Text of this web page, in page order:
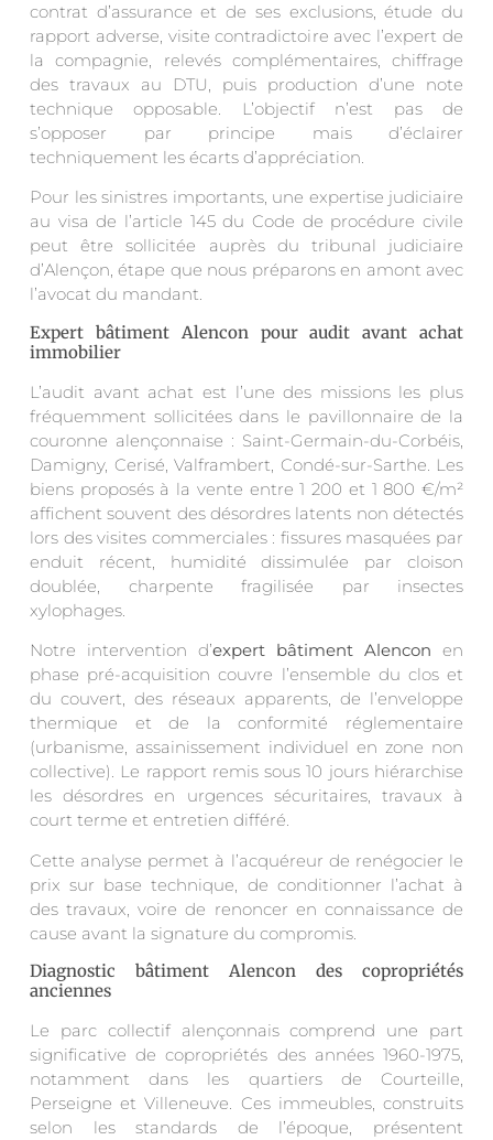
contrat d’assurance et de ses exclusions, étude du
rapport adverse, visite contradictoire avec l’expert de
la compagnie, relevés complémentaires, chiffrage
des travaux au DTU, puis production d’une note
technique opposable. L’objectif n’est pas de
s’opposer par principe mais d’éclairer
techniquement les écarts d’appréciation.
Pour les sinistres importants, une expertise judiciaire
au visa de l’article 145 du Code de procédure civile
peut être sollicitée auprès du tribunal judiciaire
d’Alençon, étape que nous préparons en amont avec
l’avocat du mandant.
Expert bâtiment Alencon pour audit avant achat
immobilier
L’audit avant achat est l’une des missions les plus
fréquemment sollicitées dans le pavillonnaire de la
couronne alençonnaise : Saint-Germain-du-Corbéis,
Damigny, Cerisé, Valframbert, Condé-sur-Sarthe. Les
biens proposés à la vente entre 1 200 et 1 800 €/m²
affichent souvent des désordres latents non détectés
lors des visites commerciales : fissures masquées par
enduit récent, humidité dissimulée par cloison
doublée, charpente fragilisée par insectes
xylophages.
Notre intervention d’expert bâtiment Alencon en
phase pré-acquisition couvre l’ensemble du clos et
du couvert, des réseaux apparents, de l’enveloppe
thermique et de la conformité réglementaire
(urbanisme, assainissement individuel en zone non
collective). Le rapport remis sous 10 jours hiérarchise
les désordres en urgences sécuritaires, travaux à
court terme et entretien différé.
Cette analyse permet à l’acquéreur de renégocier le
prix sur base technique, de conditionner l’achat à
des travaux, voire de renoncer en connaissance de
cause avant la signature du compromis.
Diagnostic bâtiment Alencon des copropriétés
anciennes
Le parc collectif alençonnais comprend une part
significative de copropriétés des années 1960-1975,
notamment dans les quartiers de Courteille,
Perseigne et Villeneuve. Ces immeubles, construits
selon les standards de l’époque, présentent